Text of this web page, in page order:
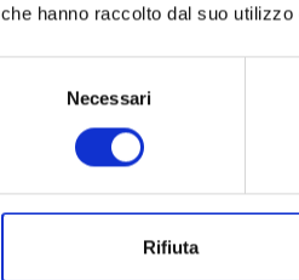
che hanno raccolto dal suo
Necessari
Rifiuta